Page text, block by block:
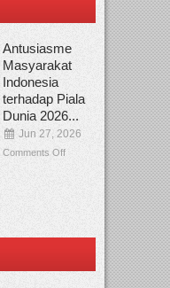
Antusiasme
Masyarakat
Indonesia
terhadap Piala
Dunia 2026...
Jun 27, 2026
Comments Off